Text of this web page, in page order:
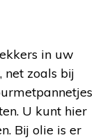
in uw
net zoals bij
U kunt hier
Bij olie is er